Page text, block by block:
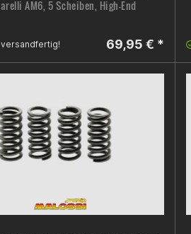
AM6, 5 Scheiben, High-End
69,95 € *